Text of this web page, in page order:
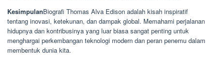
KesimpulanBiografi Thomas Alva Edison adalah kisah inspiratif
tentang inovasi, ketekunan, dan dampak global. Memahami perjalanan
hidupnya dan kontribusinya yang luar biasa sangat penting untuk
menghargai perkembangan teknologi modern dan peran penemu dalam
membentuk dunia kita.